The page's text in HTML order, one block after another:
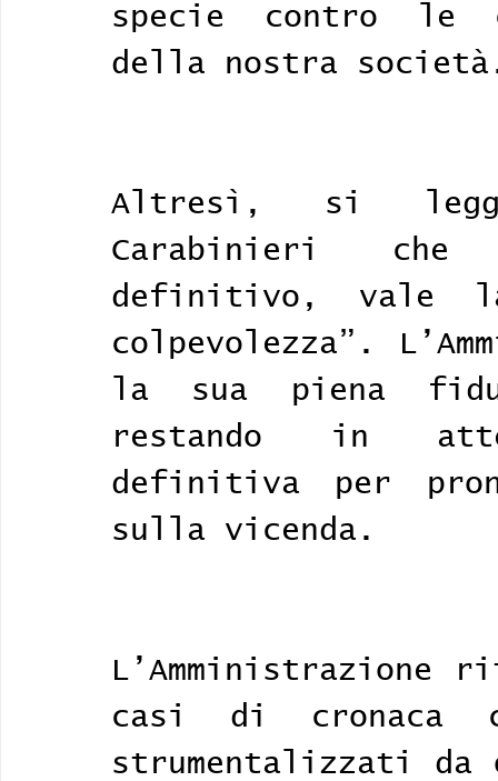
specie contro le
della nostra
Altresì, si
Carabinieri
definitivo, vale
colpevolezza”.
la sua piena
restando in
definitiva per
sulla vicenda.
L’Amministrazione
casi di cronaca
strumentalizzati